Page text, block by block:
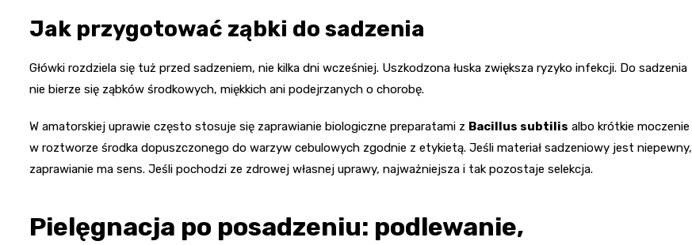
Jak przygotować ząbki do sadzenia
Główki rozdziela się tuż przed sadzeniem, nie kilka dni wcześniej. Uszkodzona łuska zwiększa ryzyko infekcji. Do sadzenia
nie bierze się ząbków środkowych, miękkich ani podejrzanych o chorobę.
W amatorskiej uprawie często stosuje się zaprawianie biologiczne preparatami z Bacillus subtilis albo krótkie moczenie
w roztworze środka dopuszczonego do warzyw cebulowych zgodnie z etykietą. Jeśli materiał sadzeniowy jest niepewny,
zaprawianie ma sens. Jeśli pochodzi ze zdrowej własnej uprawy, najważniejsza i tak pozostaje selekcja.
Pielęgnacja po posadzeniu: podlewanie,